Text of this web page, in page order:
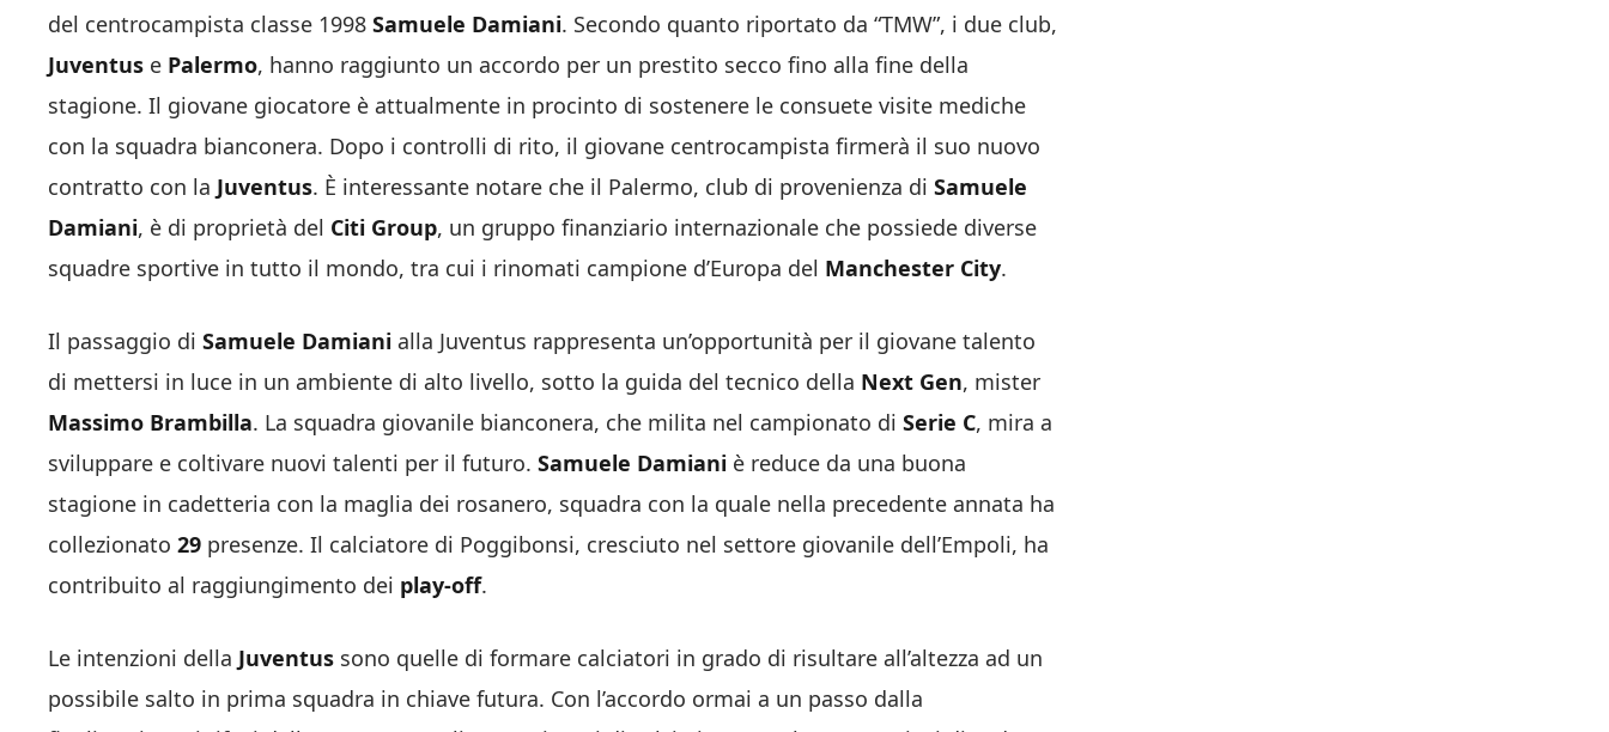
del centrocampista classe 1998 Samuele Damiani. Secondo quanto riportato da “TMW”, i due club,
Juventus e Palermo, hanno raggiunto un accordo per un prestito secco fino alla fine della
stagione. Il giovane giocatore è attualmente in procinto di sostenere le consuete visite mediche
con la squadra bianconera. Dopo i controlli di rito, il giovane centrocampista firmerà il suo nuovo
contratto con la Juventus. È interessante notare che il Palermo, club di provenienza di Samuele
Damiani, è di proprietà del Citi Group, un gruppo finanziario internazionale che possiede diverse
squadre sportive in tutto il mondo, tra cui i rinomati campione d’Europa del Manchester City.
Il passaggio di Samuele Damiani alla Juventus rappresenta un’opportunità per il giovane talento
di mettersi in luce in un ambiente di alto livello, sotto la guida del tecnico della Next Gen, mister
Massimo Brambilla. La squadra giovanile bianconera, che milita nel campionato di Serie C, mira a
sviluppare e coltivare nuovi talenti per il futuro. Samuele Damiani è reduce da una buona
stagione in cadetteria con la maglia dei rosanero, squadra con la quale nella precedente annata ha
collezionato 29 presenze. Il calciatore di Poggibonsi, cresciuto nel settore giovanile dell’Empoli, ha
contribuito al raggiungimento dei play-off.
Le intenzioni della Juventus sono quelle di formare calciatori in grado di risultare all’altezza ad un
possibile salto in prima squadra in chiave futura. Con l’accordo ormai a un passo dalla